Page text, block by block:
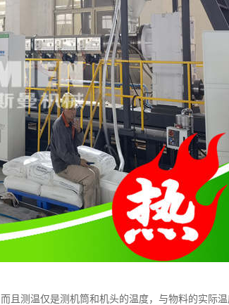
且测温仅是测机筒和机头的温度，与物料的实际